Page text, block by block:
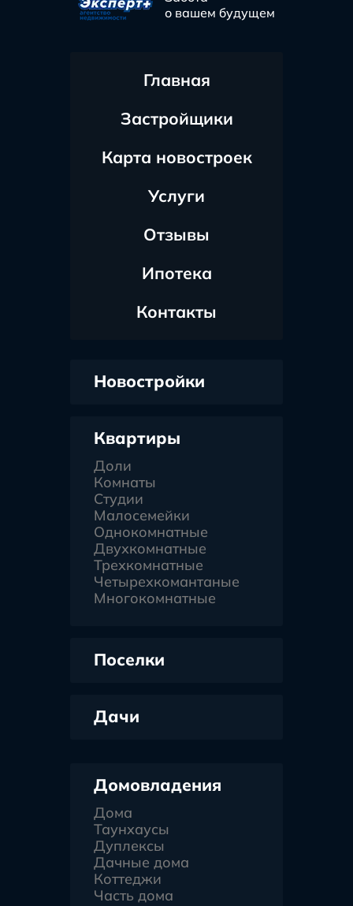
о вашем будущем
Главная
Застройщики
Карта новостроек
Услуги
Отзывы
Ипотека
Контакты
Новостройки
Квартиры
Доли
Комнаты
Студии
Малосемейки
Однокомнатные
Двухкомнатные
Трехкомнатные
Четырехкомантаные
Многокомнатные
Поселки
Дачи
Домовладения
Дома
Таунхаусы
Дуплексы
Дачные дома
Коттеджи
Часть дома